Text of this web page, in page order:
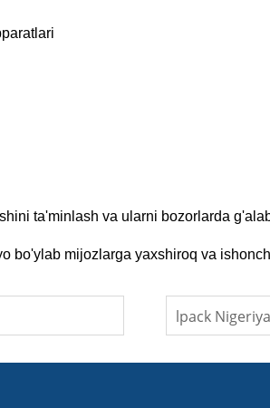
ta'minlash va ularni bozorlarda
bo'ylab mijozlarga yaxshiroq va